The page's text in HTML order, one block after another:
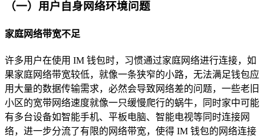
（一）用户自身网络环境问题
家庭网络带宽不足
许多用户在使用 IM 钱包时，习惯通过家庭网络进行连接，如
果家庭网络带宽较低，就像一条狭窄的小路，无法满足钱包应
用大量的数据传输需求，必然会导致网络差的问题，一些老旧
小区的宽带网络速度就像一只缓慢爬行的蜗牛，同时家中可能
有多台设备如智能手机、平板电脑、智能电视等同时连接网
络，进一步分流了有限的网络带宽，使得 IM 钱包的网络连接